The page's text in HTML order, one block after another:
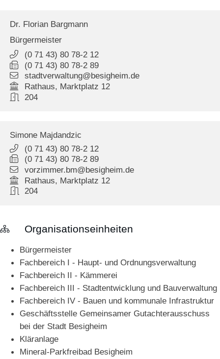
Dr. Florian Bargmann
Bürgermeister
(0 71 43) 80 78-2 12
(0 71 43) 80 78-2 89
stadtverwaltung@besigheim.de
Rathaus, Marktplatz 12
204
Simone Majdandzic
(0 71 43) 80 78-2 12
(0 71 43) 80 78-2 89
vorzimmer.bm@besigheim.de
Rathaus, Marktplatz 12
204
Organisationseinheiten
Bürgermeister
Fachbereich I - Haupt- und Ordnungsverwaltung
Fachbereich II - Kämmerei
Fachbereich III - Stadtentwicklung und Bauverwaltung
Fachbereich IV - Bauen und kommunale Infrastruktur
Geschäftsstelle Gemeinsamer Gutachterausschuss
bei der Stadt Besigheim
Kläranlage
Mineral-Parkfreibad Besigheim